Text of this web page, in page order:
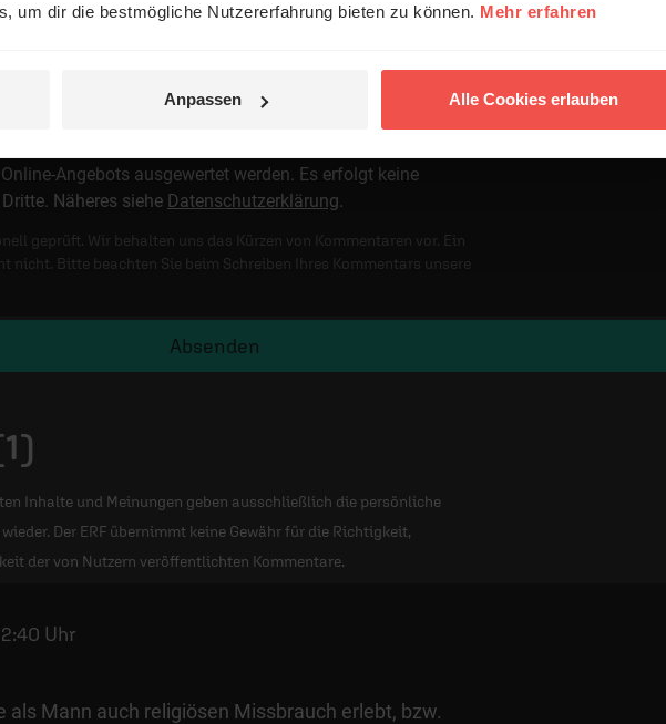
um dir die bestmögliche Nutzererfahrung bieten zu können. Mehr erfahren
Anpassen Alle Cookies erlauben
teilen.
Angebots ausgewertet werden. Es erfolgt keine
Näheres siehe Datenschutzerklärung
geprüft. Wir behalten uns das Kürzen von Kommentaren vor. Ein
nicht. Bitte beachten Sie beim Schreiben Ihres Kommentars unsere
Absenden
Inhalte und Meinungen geben ausschließlich die persönliche
Der ERF übernimmt keine Gewähr für die Richtigkeit,
der von Nutzern veröffentlichten Kommentare.
Uhr
als Mann auch religiösen Missbrauch erlebt, bzw.